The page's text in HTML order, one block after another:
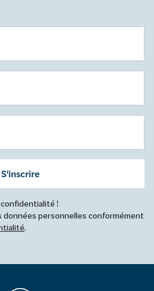
S'inscrire
!
données personnelles conformément
.